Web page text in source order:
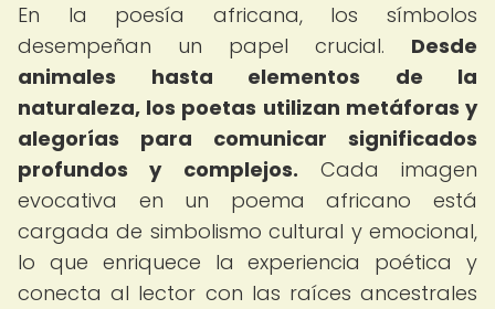
En la poesía africana, los símbolos
desempeñan un papel crucial. Desde
animales hasta elementos de la
naturaleza, los poetas utilizan metáforas y
alegorías para comunicar significados
profundos y complejos. Cada imagen
evocativa en un poema africano está
cargada de simbolismo cultural y emocional,
lo que enriquece la experiencia poética y
conecta al lector con las raíces ancestrales